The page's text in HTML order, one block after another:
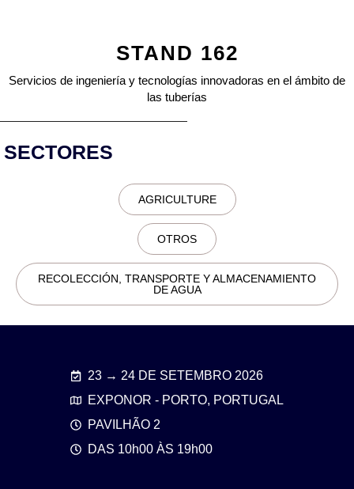
STAND 162
Servicios de ingeniería y tecnologías innovadoras en el ámbito de
las tuberías
SECTORES
AGRICULTURE
OTROS
RECOLECCIÓN, TRANSPORTE Y ALMACENAMIENTO
DE AGUA
23 → 24 DE SETEMBRO 2026
EXPONOR - PORTO, PORTUGAL
PAVILHÃO 2
DAS 10h00 ÀS 19h00